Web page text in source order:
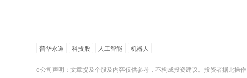
普华永道 科技股 人工智能 机器人
e公司声明：文章提及个股及内容仅供参考，不构成投资建议。投资者据此操作